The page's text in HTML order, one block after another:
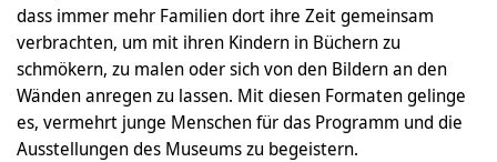
dass immer mehr Familien dort ihre Zeit gemeinsam
verbrachten, um mit ihren Kindern in Büchern zu
schmökern, zu malen oder sich von den Bildern an den
Wänden anregen zu lassen. Mit diesen Formaten gelinge
es, vermehrt junge Menschen für das Programm und die
Ausstellungen des Museums zu begeistern.